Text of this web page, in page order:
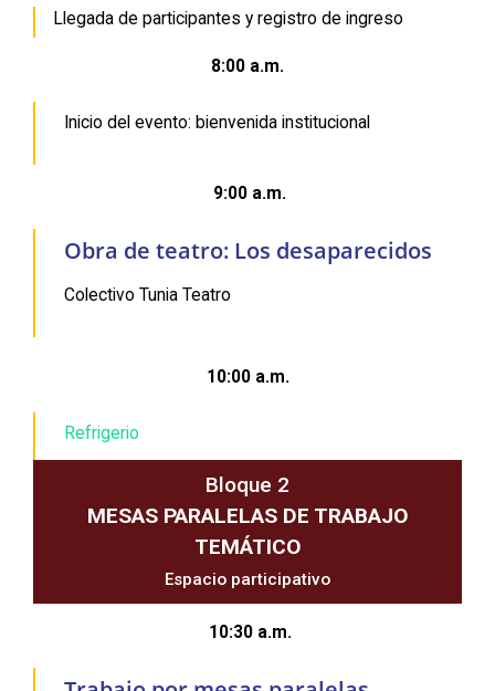
Llegada de participantes y registro de ingreso
8:00 a.m.
Inicio del evento: bienvenida institucional
9:00 a.m.
Obra de teatro: Los desaparecidos
Colectivo Tunia Teatro
10:00 a.m.
Refrigerio
Bloque 2
MESAS PARALELAS DE TRABAJO
TEMÁTICO
Espacio participativo
10:30 a.m.